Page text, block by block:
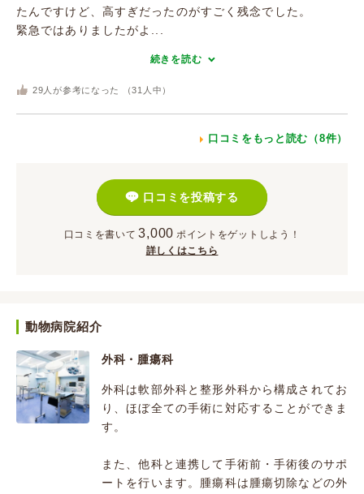
たんですけど、高すぎだったのがすごく残念でした。
緊急ではありましたがよ...
続きを読む
29 人が参考になった （31 人中）
口コミをもっと読む（8件）
口コミを投稿する
口コミを書いて 3,000 ポイント をゲットしよう！
詳しくはこちら
動物病院紹介
外科・腫瘍科
外科は軟部外科と整形外科から構成されてお
り、ほぼ全ての手術に対応することができま
す。
また、他科と連携して手術前・手術後のサポ
ートを行います。腫瘍科は腫瘍切除などの外